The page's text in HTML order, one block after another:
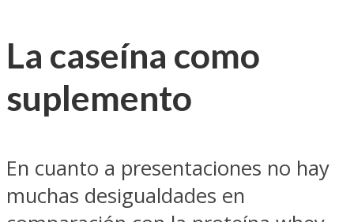
La caseína como
suplemento
En cuanto a presentaciones no hay
muchas desigualdades en